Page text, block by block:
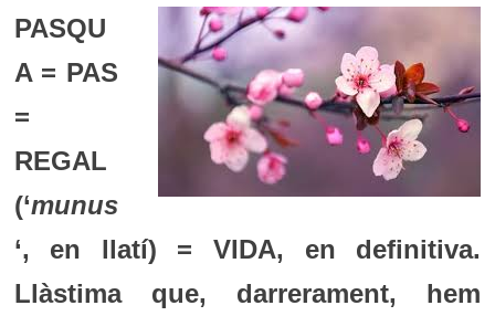
PASQU
A = PAS
=
REGAL
(‘munus
‘, en llatí) = VIDA, en definitiva.
Llàstima que, darrerament, hem